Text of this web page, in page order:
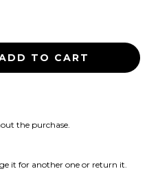
the purchase.
it for another one or return it.